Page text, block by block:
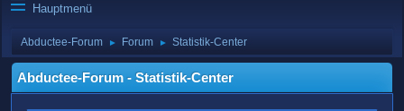
Hauptmenü
Abductee-Forum ► Forum ► Statistik-Center
Abductee-Forum - Statistik-Center